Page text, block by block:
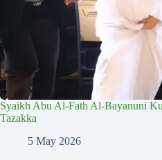
Syaikh Abu Al-Fath Al-Bayanuni
Tazakka
5 May 2026